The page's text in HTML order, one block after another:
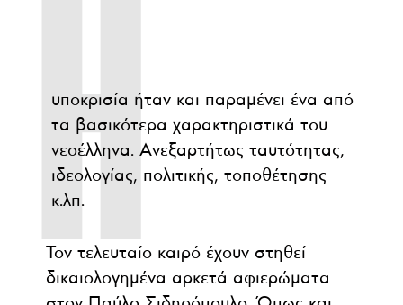
Η
υποκρισία ήταν και παραμένει ένα από
τα βασικότερα χαρακτηριστικά του
νεοέλληνα. Ανεξαρτήτως ταυτότητας,
ιδεολογίας, πολιτικής, τοποθέτησης
κ.λπ.
Τον τελευταίο καιρό έχουν στηθεί
δικαιολογημένα αρκετά αφιερώματα